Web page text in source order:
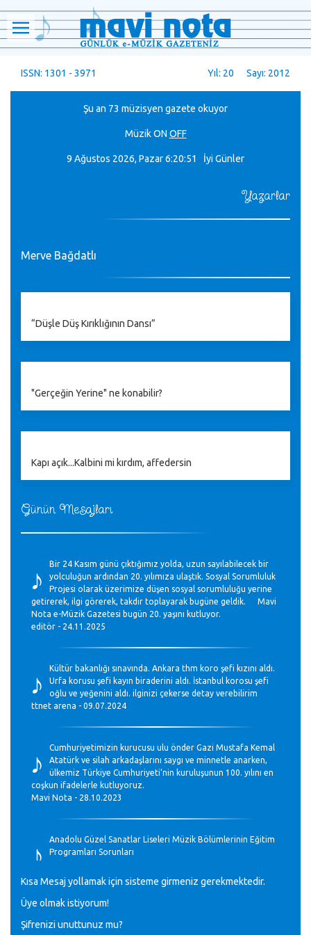
ISSN: 1301 - 3971 Yıl: 20 Sayı: 2012
Şu an 73 müzisyen gazete okuyor
MüzikON OFF
9 Ağustos 2026, Pazar6:20:52 İyi Günler
Günün Mesajları
♪
Bir 24 Kasım günü çıktığımız yolda, uzun sayılabilecek bir
yolculuğun ardından 20. yılımıza ulaştık. Sosyal Sorumluluk
Projesi olarak üzerimize düşen sosyal sorumluluğu yerine
getirerek, ilgi görerek, takdir toplayarak bugüne geldik. Mavi
Nota e-Müzik Gazetesi bugün 20. yaşını kutluyor.
editör - 24.11.2025
♪
Kültür bakanlığı sınavında. Ankara thm koro şefi kızını aldı.
Urfa korusu şefi kayın biraderini aldı. İstanbul korosu şefi
oğlu ve yeğenini aldı. ilginizi çekerse detay verebilirim
ttnet arena - 09.07.2024
♪
Cumhuriyetimizin kurucusu ulu önder Gazi Mustafa Kemal
Atatürk ve silah arkadaşlarını saygı ve minnetle anarken,
ülkemiz Türkiye Cumhuriyeti’nin kuruluşunun 100. yılını en
coşkun ifadelerle kutluyoruz.
Mavi Nota - 28.10.2023
♪
Anadolu Güzel Sanatlar Liseleri Müzik Bölümlerinin Eğitim
Programları Sorunları
♪
GEÇMİŞ OLSUN TÜRKİYE!
Mavi Nota - 07.02.2023
Kısa Mesaj yollamak için sisteme girmeniz gerekmektedir.
Üye olmak istiyorum!
Şifrenizi unuttunuz mu?
Yazarlar
Merve Bağdatlı
“Düşle Düş Kırıklığının Dansı”
"Gerçeğin Yerine" ne konabilir?
Kapı açık...Kalbini mi kırdım, affedersin